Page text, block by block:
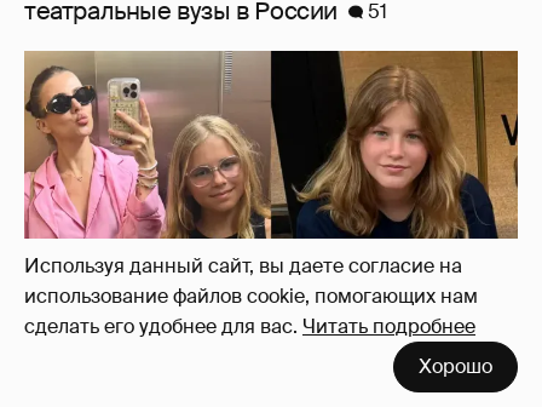
Используя данный сайт, вы даете согласие на
использование файлов cookie, помогающих нам
сделать его удобнее для вас. Читать подробнее
Хорошо
Внучки Светланы и Фёдора Бондарчук
отдыхают в Испании с матерью и братьями
40